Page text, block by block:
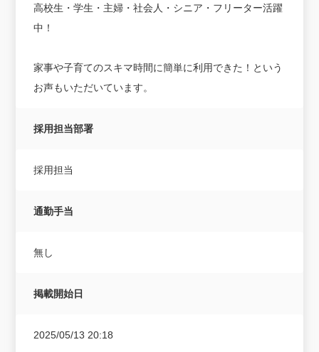
高校生・学生・主婦・社会人・シニア・フリーター活躍
中！
家事や子育てのスキマ時間に簡単に利用できた！という
お声もいただいています。
採用担当部署
採用担当
通勤手当
無し
掲載開始日
2025/05/13 20:18